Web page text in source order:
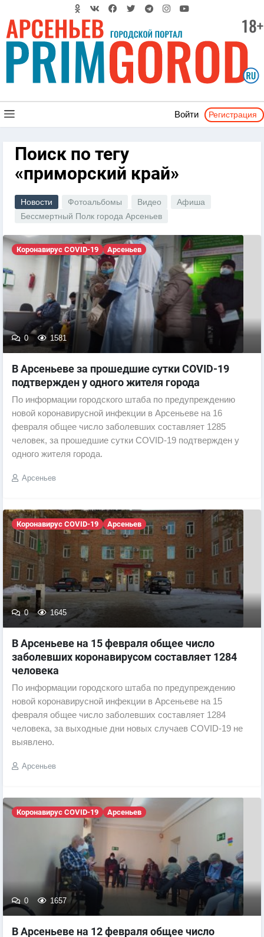
Войти Регистрация
Поиск по тегу
«приморский край»
Новости Фотоальбомы Видео
Афиша
Бессмертный Полк города Арсеньев
Коронавирус COVID-19 Арсеньев
0 1581
В Арсеньеве за прошедшие сутки COVID-19
подтвержден у одного жителя города
По информации городского штаба по предупреждению
новой коронавирусной инфекции в Арсеньеве на 16
февраля общее число заболевших составляет 1285
человек, за прошедшие сутки COVID-19 подтвержден у
одного жителя города.
Арсеньев
Коронавирус COVID-19 Арсеньев
0 1645
В Арсеньеве на 15 февраля общее число
заболевших коронавирусом составляет 1284
человека
По информации городского штаба по предупреждению
новой коронавирусной инфекции в Арсеньеве на 15
февраля общее число заболевших составляет 1284
человека, за выходные дни новых случаев COVID-19 не
выявлено.
Арсеньев
Коронавирус COVID-19 Арсеньев
0 1657
В Арсеньеве на 12 февраля общее число